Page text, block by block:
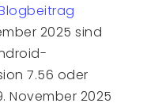
2025 sind
7.56 oder
November 2025